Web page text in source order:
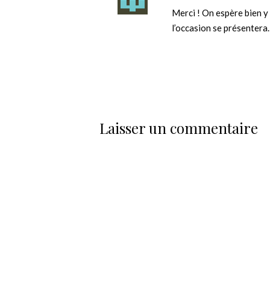
Merci ! On espère bien
l’occasion se présentera.
Laisser un commentaire